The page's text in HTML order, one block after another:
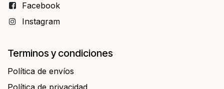
Facebo​​ok
Instagram
Terminos y condiciones
Política de envíos
Política de privacidad